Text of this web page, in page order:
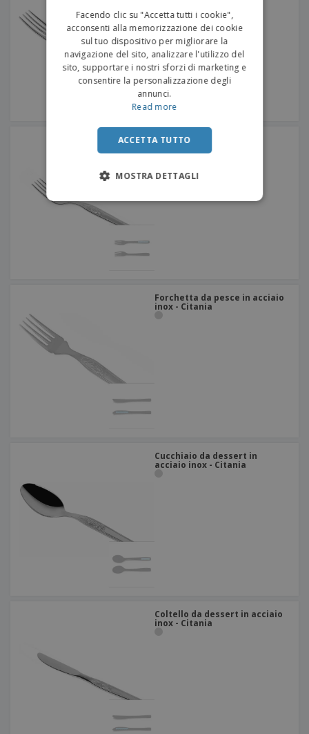
Forchetta da dessert in
acciaio inox - Citania
Forchetta da pesce in acciaio
inox - Citania
Cucchiaio da dessert in
acciaio inox - Citania
Coltello da dessert in acciaio
inox - Citania
Facendo clic su "Accetta tutti i cookie",
acconsenti alla memorizzazione dei cookie
sul tuo dispositivo per migliorare la
navigazione del sito, analizzare l'utilizzo del
sito, supportare i nostri sforzi di marketing e
consentire la personalizzazione degli
annunci.
Read more
ACCETTA TUTTO
MOSTRA DETTAGLI